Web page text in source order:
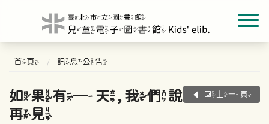
首頁 訊息公告
如果有一天, 我們說
再見
回上一頁